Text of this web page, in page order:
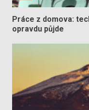
Práce z domova:
opravdu půjde